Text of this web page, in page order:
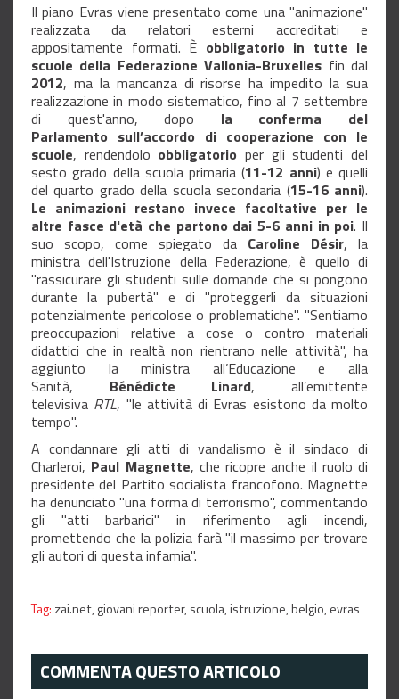
Il piano Evras viene presentato come una "animazione"
realizzata da relatori esterni accreditati e
appositamente formati. È obbligatorio in tutte le
scuole della Federazione Vallonia-Bruxelles fin dal
2012, ma la mancanza di risorse ha impedito la sua
realizzazione in modo sistematico, fino al 7 settembre
di quest'anno, dopo la conferma del
Parlamento sull’accordo di cooperazione con le
scuole, rendendolo obbligatorio per gli studenti del
sesto grado della scuola primaria (11-12 anni) e quelli
del quarto grado della scuola secondaria (15-16 anni).
Le animazioni restano invece facoltative per le
altre fasce d'età che partono dai 5-6 anni in poi. Il
suo scopo, come spiegato da Caroline Désir, la
ministra dell'Istruzione della Federazione, è quello di
"rassicurare gli studenti sulle domande che si pongono
durante la pubertà" e di "proteggerli da situazioni
potenzialmente pericolose o problematiche". "Sentiamo
preoccupazioni relative a cose o contro materiali
didattici che in realtà non rientrano nelle attività", ha
aggiunto la ministra all’Educazione e alla
Sanità, Bénédicte Linard, all’emittente
televisiva RTL, "le attività di Evras esistono da molto
tempo".
A condannare gli atti di vandalismo è il sindaco di
Charleroi, Paul Magnette, che ricopre anche il ruolo di
presidente del Partito socialista francofono. Magnette
ha denunciato "una forma di terrorismo", commentando
gli "atti barbarici" in riferimento agli incendi,
promettendo che la polizia farà "il massimo per trovare
gli autori di questa infamia".
Tag: zai.net,giovani reporter,scuola,istruzione,belgio,evras
COMMENTA QUESTO ARTICOLO